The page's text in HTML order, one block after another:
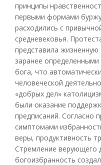
принципы
первыми формами
расходились с
средневековья.
представила жизненную
заранее
бога, что
человеческой
«добрых дел»
были оказание
предписаний. Согласно
симптомами
веры, продуктивность
Стремление верующего
богоизбранность